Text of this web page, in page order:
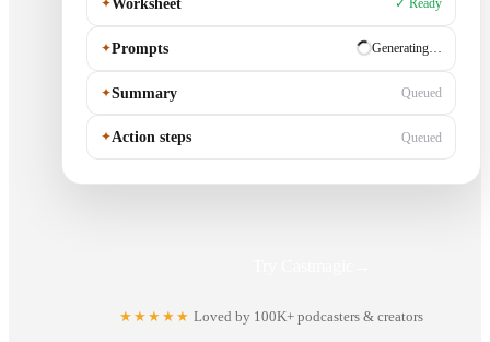
✦Worksheet ✓ Ready
✦Prompts ✓ Ready
✦Summary Generating…
✦Action steps Queued
★★★★★ Loved by 100K+ podcasters & creators